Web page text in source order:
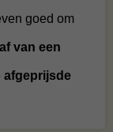
goed om
van een
afgeprijsde